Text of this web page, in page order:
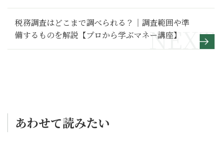
焼き方、味わい方】
税務調査はどこまで調べられる？｜調査範囲や準
備するものを解説【プロから学ぶマネー講座】
あわせて読みたい